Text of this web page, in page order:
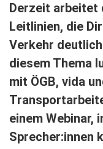
Derzeit arbeitet
Leitlinien, die
Verkehr
diesem Thema
mit ÖGB, vida
einem Webinar,
Sprecher:innen